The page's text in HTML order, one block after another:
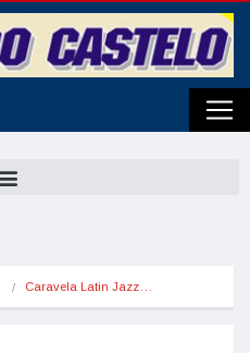
Caravela Latin Jazz…